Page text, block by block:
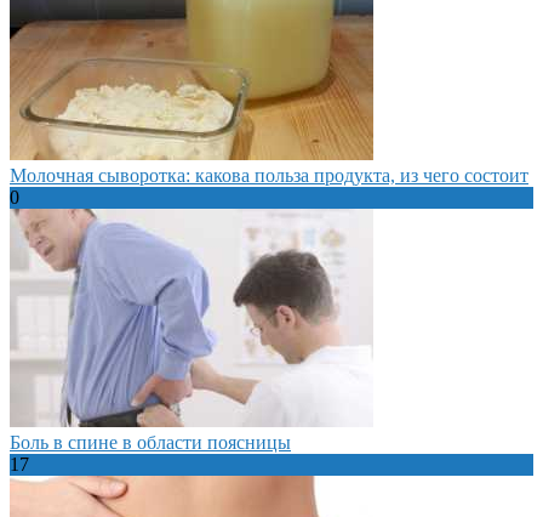
Молочная сыворотка: какова польза продукта, из чего состоит
0
Боль в спине в области поясницы
17